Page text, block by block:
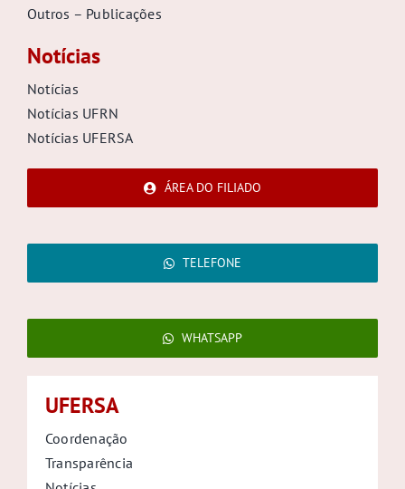
Outros – Publicações
Notícias
Notícias
Notícias UFRN
Notícias UFERSA
ÁREA DO FILIADO
TELEFONE
WHATSAPP
UFERSA
Coordenação
Transparência